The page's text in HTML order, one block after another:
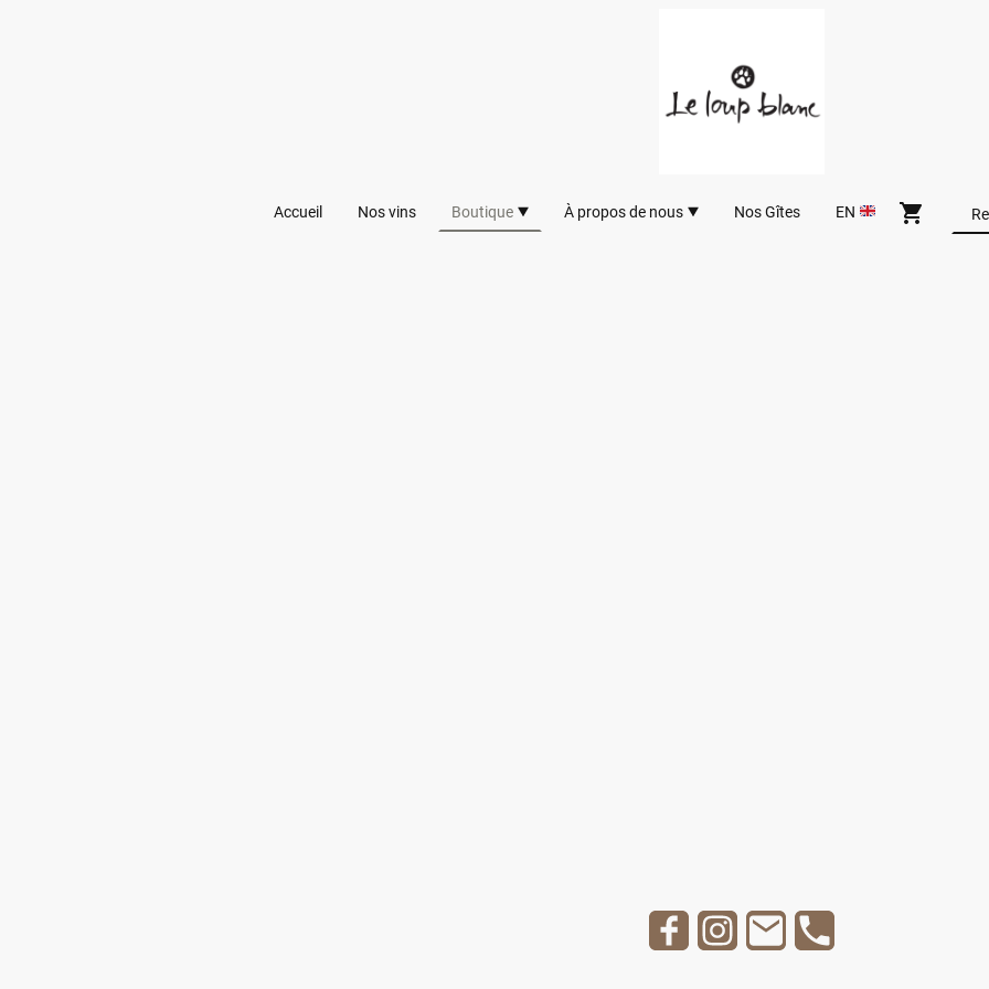
Accueil Nos vins Boutique À propos de nous Nos Gîtes EN